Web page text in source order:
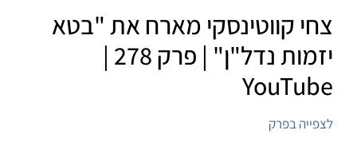
צחי קווטינסקי מארח את "בטא
יזמות נדל"ן" | פרק 278 |
YouTube
לצפייה בפרק